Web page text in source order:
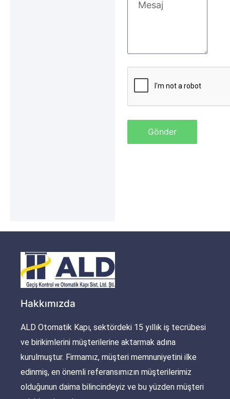
Gönder
Hakkımızda
ALD Otomatik Kapı, sektördeki 15 yıllık iş tecrübesi
ve birikimlerini müşterilerine aktarmak adına
kurulmuştur. Firmamız, müşteri memnuniyetini ilke
edinmiş, en önemli referansımızın müşterilerimiz
olduğunun daima bilincindeyiz ve bu yüzden müşteri